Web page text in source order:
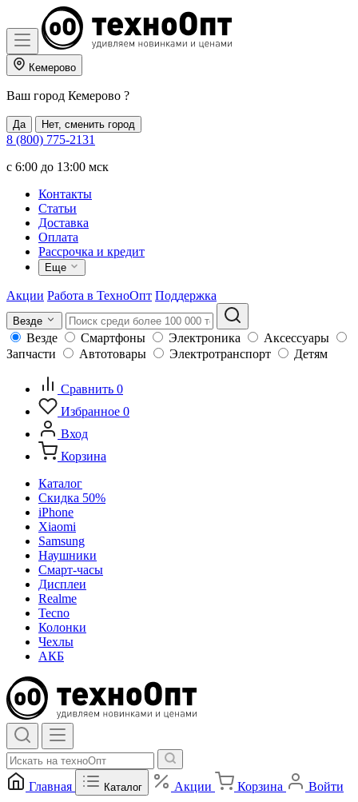
Кемерово
Ваш город Кемерово ?
Да Нет, сменить город
8 (800) 775-2131
c 6:00 до 13:00 мск
Контакты
Статьи
Доставка
Оплата
Рассрочка и кредит
Еще
Акции Работа в ТехноОпт Поддержка
Везде
Везде Смартфоны Электроника
Аксессуары
Запчасти
Автотовары Электротранспорт Детям
Сравнить 0
Избранное 0
Вход
Корзина
Каталог
Скидка 50%
iPhone
Xiaomi
Samsung
Наушники
Смарт-часы
Дисплеи
Realme
Tecno
Колонки
Чехлы
АКБ
Главная Каталог Акции Корзина Войти